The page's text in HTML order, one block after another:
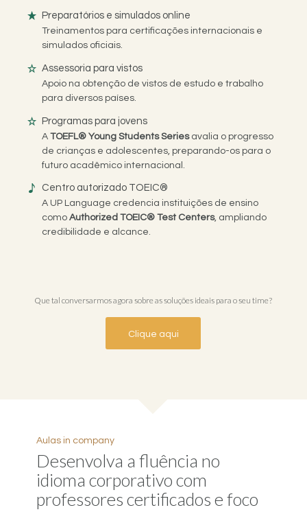
Preparatórios e simulados online
Treinamentos para certificações internacionais e
simulados oficiais.
Assessoria para vistos
Apoio na obtenção de vistos de estudo e trabalho
para diversos países.
Programas para jovens
ATOEFL® Young Students Seriesavalia o progresso
de crianças e adolescentes, preparando-os para o
futuro acadêmico internacional.
Centro autorizado TOEIC®
A UP Language credencia instituições de ensino
comoAuthorized TOEIC® Test Centers, ampliando
credibilidade e alcance.
Que tal conversarmos agora sobre as soluções ideais para o seu time?
Clique aqui
Aulas in company
Desenvolva a fluência no
idioma corporativo com
professores certificados e foco